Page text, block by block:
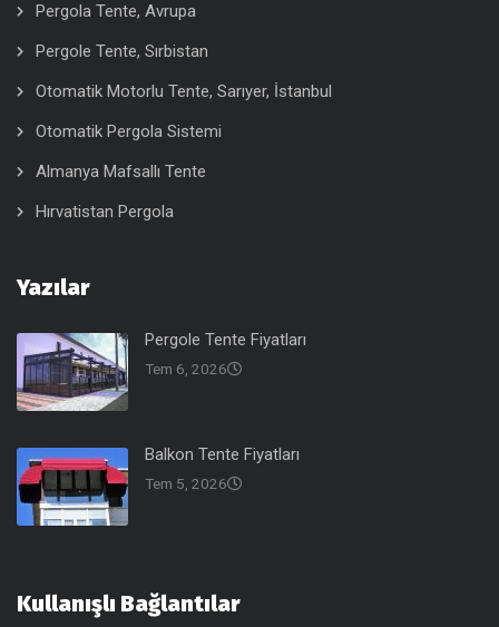
Pergola Tente, Avrupa
Pergole Tente, Sırbistan
Otomatik Motorlu Tente, Sarıyer, İstanbul
Otomatik Pergola Sistemi
Almanya Mafsallı Tente
Hırvatistan Pergola
Yazılar
Pergole Tente Fiyatları
Tem 6, 2026
Balkon Tente Fiyatları
Tem 5, 2026
Kullanışlı Bağlantılar